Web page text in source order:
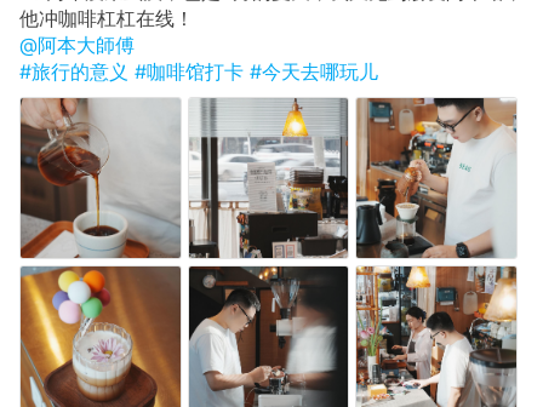
他冲咖啡杠杠在线！
@阿本大師傅
#旅行的意义 #咖啡馆打卡 #今天去哪玩儿